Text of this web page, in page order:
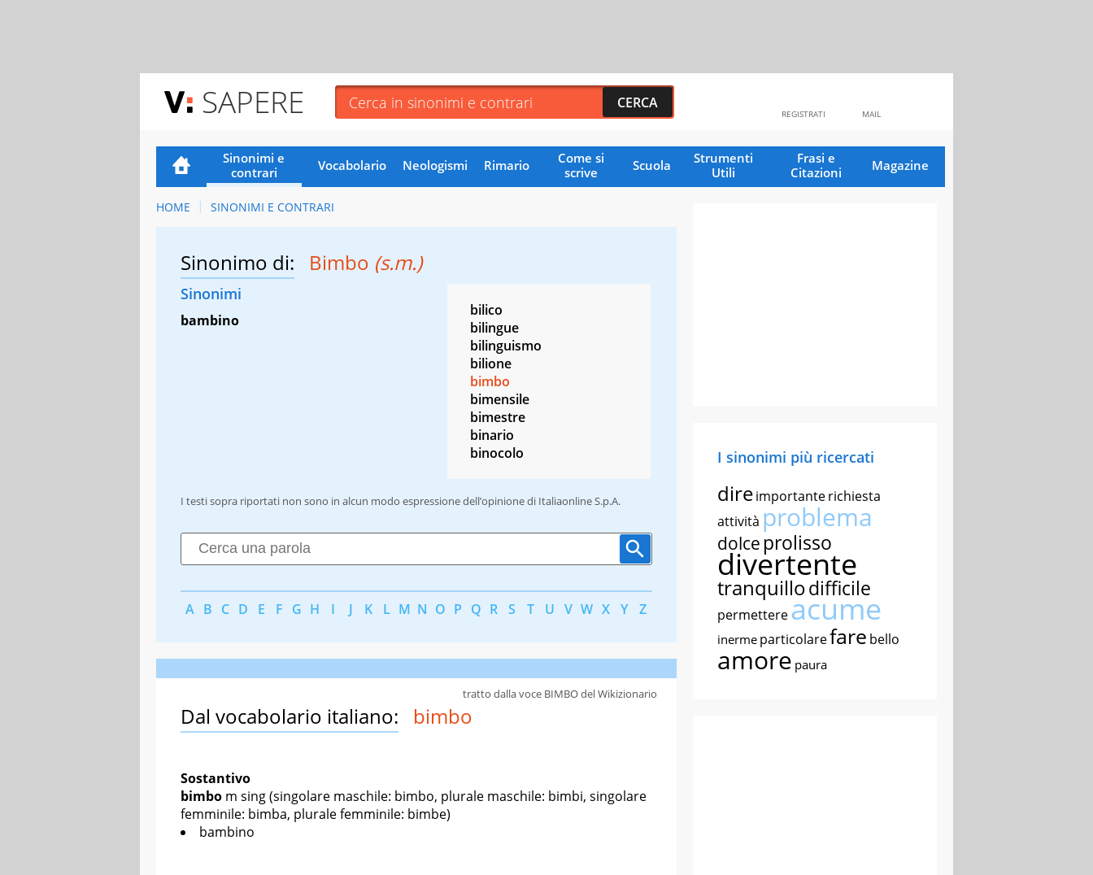
SAPERE MAIL
REGISTRATI
Sinonimi e
contrari
Vocabolario Neologismi Rimario
Come si
scrive
Scuola
Strumenti
Utili
Frasi e
Citazioni
Magazine
HOME SINONIMI E CONTRARI
Sinonimo di: Bimbo (s.m.)
Sinonimi
bambino
bilico
bilingue
bilinguismo
bilione
bimbo
bimensile
bimestre
binario
binocolo
I testi sopra riportati non sono in alcun modo espressione dell’opinione di Italiaonline S.p.A.
A B C D E F G H I J K L M N O P Q R S T U V W X Y Z
Dal vocabolario italiano: bimbo
Sostantivo
bimbo m sing(singolare maschile: bimbo, plurale maschile: bimbi, singolare
femminile: bimba, plurale femminile: bimbe)
bambino
tratto dalla voce BIMBO del Wikizionario
I sinonimi più ricercati
direimportanterichiesta
attività problema
dolce prolisso
divertente
tranquillodifficile
permettereacume
inerme particolarefare bello
amore paura